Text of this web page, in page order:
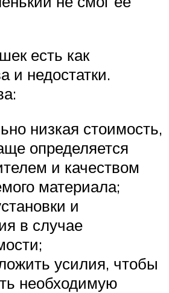
есть как
и недостатки.
низкая стоимость,
определяется
и качеством
материала;
и
в случае
усилия, чтобы
необходимую